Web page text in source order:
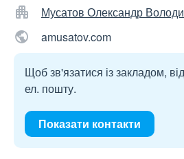
Мусатов Олександр
amusatov.com
Щоб зв'язатися із закладом,
ел. пошту.
Показати контакти